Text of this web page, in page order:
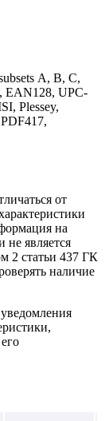
А, В, С,
EAN128, UPC-
Plessey,
от
на
не является
2 статьи 437 ГК
наличие